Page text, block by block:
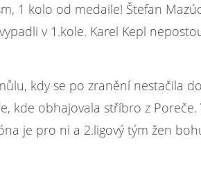
1 kolo od medaile! Štefan
v 1.kole. Karel Kepl
kdy se po zranění nestačila
kde obhajovala stříbro z
je pro ni a 2.ligový tým žen